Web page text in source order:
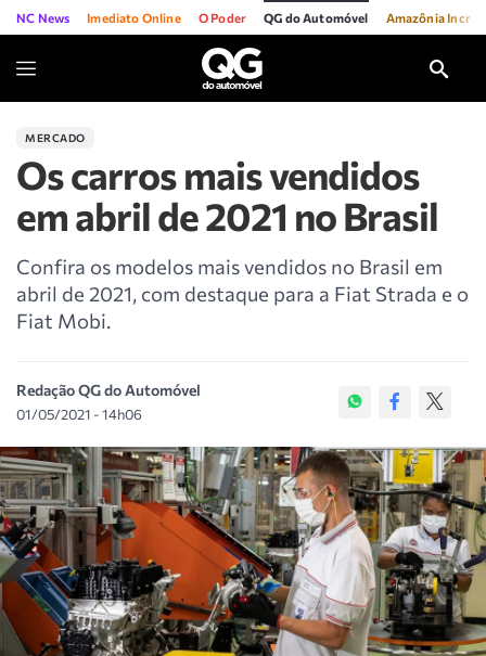
NC News Imediato Online O Poder QG do Automóvel Amazônia
MERCADO
Os carros mais vendidos
em abril de 2021 no Brasil
Confira os modelos mais vendidos no Brasil em
abril de 2021, com destaque para a Fiat Strada e o
Fiat Mobi.
Redação QG do Automóvel
01/05/2021 - 14h06